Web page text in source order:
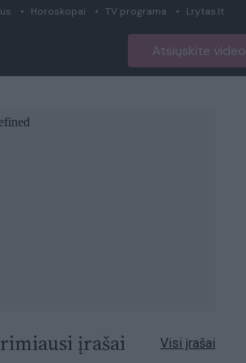
Horoskopai TV programa Lrytas.lt
Atsiųskite video
įrašai Visi įrašai